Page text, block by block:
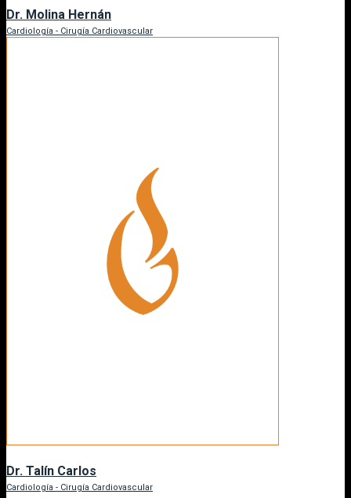
Dr. Molina Hernán
Cardiología - Cirugía Cardiovascular
Dr. Talín Carlos
Cardiología - Cirugía Cardiovascular